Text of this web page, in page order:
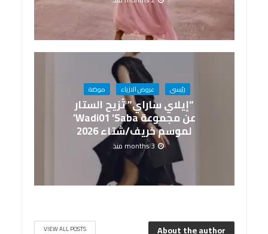
رئيسى عروض الازياء موضة
“إيلاي ساراي” تُزيح الستار
عن مجموعة Wadi01 ‘Saba’
لموسم خريف/شتاء 2026
3 months منذ
About the author
VIEW ALL POSTS